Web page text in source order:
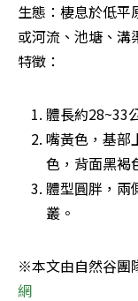
生態：棲息於低平
或河流、池塘、溝
特徵：
體長約28~33
嘴黃色，基部
色，背面黑褐
體型圓胖，兩
叢。
※本文由自然谷團
網